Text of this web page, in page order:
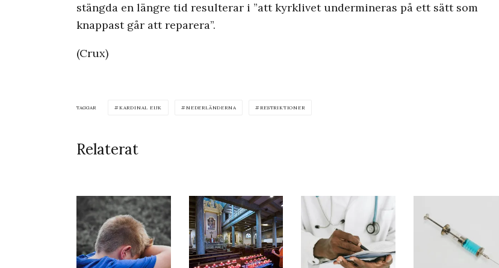
stängda en längre tid resulterar i ”att kyrklivet undermineras på ett sätt som
knappast går att reparera”.
(Crux)
TAGGAR KARDINAL EIJK NEDERLÄNDERNA RESTRIKTIONER
Relaterat